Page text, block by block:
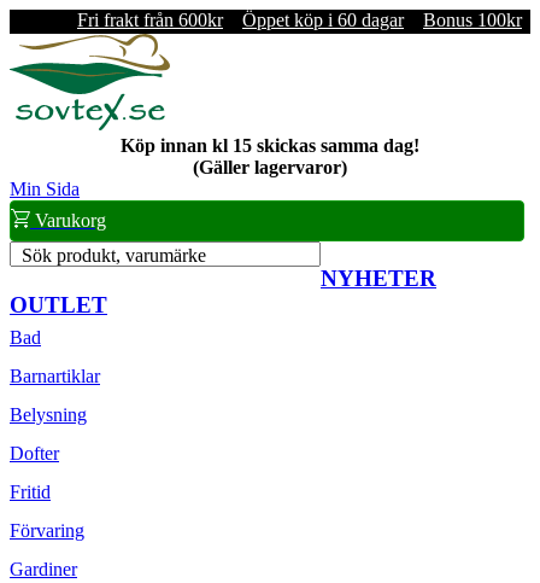
Fri frakt från 600kr Öppet köp i 60 dagar Bonus 100kr
Köp innan kl 15 skickas samma dag!
(Gäller lagervaror)
Min Sida
Varukorg
Sök produkt, varumärke
NYHETER
OUTLET
Bad
Barnartiklar
Belysning
Dofter
Fritid
Förvaring
Gardiner